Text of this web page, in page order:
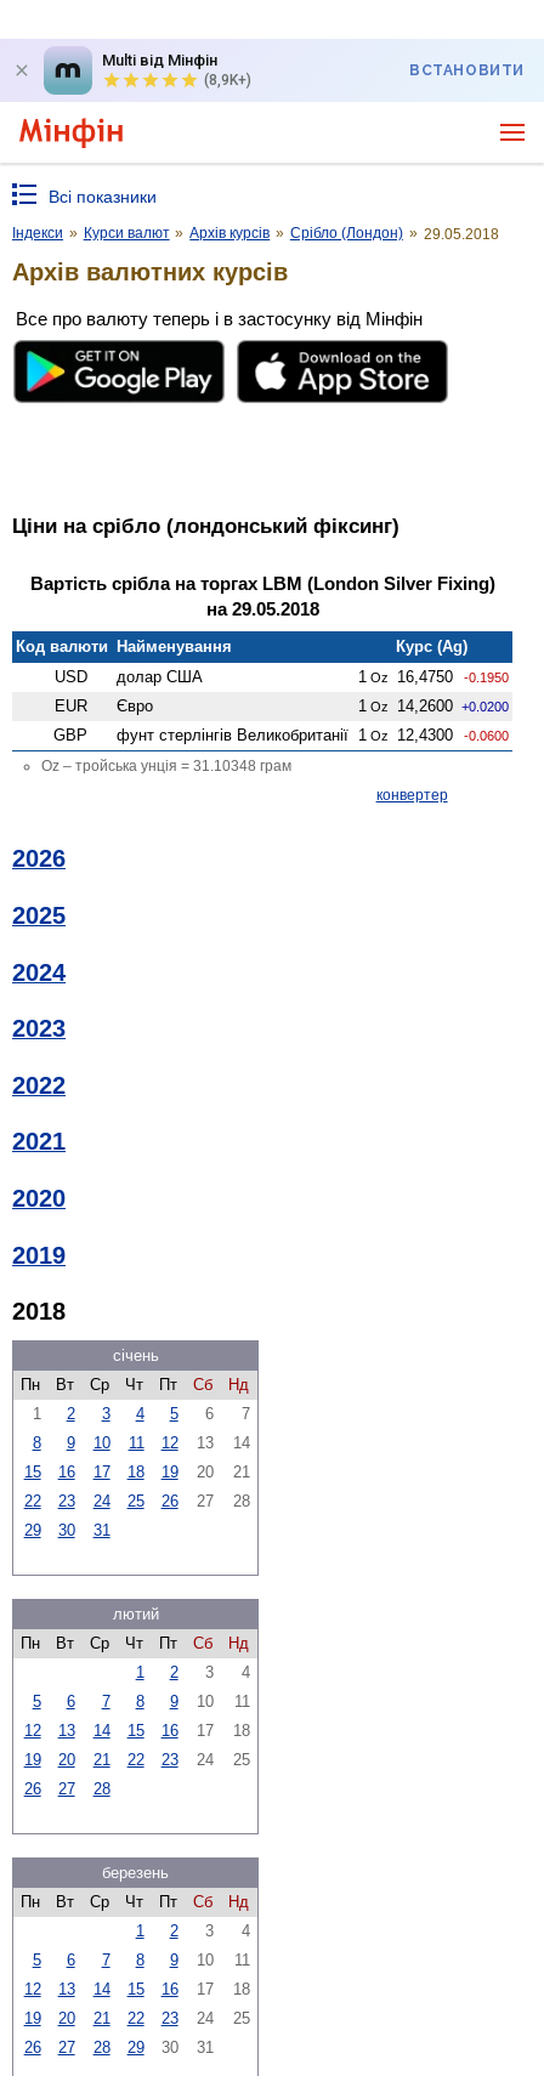
Multi від Мінфін
(8,9K+)
ВСТАНОВИТИ
Всі показники
Індекси » Курси валют » Архів курсів » Срібло (Лондон) » 29.05.2018
Архів валютних курсів
Все про валюту теперь і в застосунку від Мінфін
Ціни на срібло (лондонський фіксинг)
Вартість срібла на торгах LBM (London Silver Fixing)
на 29.05.2018
Код валюти Найменування
Курс (Ag)
USD
долар США 1 Oz 16,4750 -0.1950
EUR Євро 1 Oz 14,2600 +0.0200
GBP фунт стерлінгів Велико­британії 1 Oz 12,4300 -0.0600
Oz – тройська унція = 31.10348 грам
конвертер
2026
2025
2024
2023
2022
2021
2020
2019
2018
січень
Пн
Вт Ср Чт Пт Сб
Нд
1
2 3 4 5 6
7
8
9 10 11 12 13
14
15
16 17 18 19 20
21
22
23 24 25 26 27
28
29
30 31
лютий
Пн
Вт Ср Чт Пт Сб
Нд
1
2 3
4
5
6 7 8 9 10
11
12
13 14 15 16 17
18
19
20 21 22 23 24
25
26
27 28
березень
Пн
Вт Ср Чт Пт Сб
Нд
1
2 3
4
5
6 7 8 9 10
11
12
13 14 15 16 17
18
19
20 21 22 23 24
25
26
27 28 29 30 31